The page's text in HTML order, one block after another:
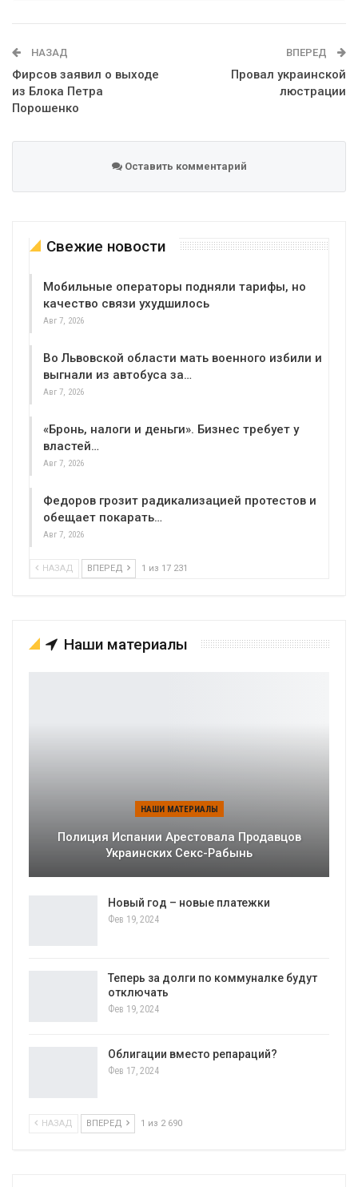
НАЗАД
Фирсов заявил о выходе
из Блока Петра
Порошенко
ВПЕРЕД
Провал украинской
люстрации
Оставить комментарий
Свежие новости
Мобильные операторы подняли тарифы, но
качество связи ухудшилось
Авг 7, 2026
Во Львовской области мать военного избили и
выгнали из автобуса за…
Авг 7, 2026
«Бронь, налоги и деньги». Бизнес требует у
властей…
Авг 7, 2026
Федоров грозит радикализацией протестов и
обещает покарать…
Авг 7, 2026
НАЗАД ВПЕРЕД 1 из 17 231
Наши материалы
НАШИ МАТЕРИАЛЫ
Полиция Испании Арестовала Продавцов
Украинских Секс-Рабынь
Новый год – новые платежки
Фев 19, 2024
Теперь за долги по коммуналке будут
отключать
Фев 19, 2024
Облигации вместо репараций?
Фев 17, 2024
НАЗАД ВПЕРЕД 1 из 2 690